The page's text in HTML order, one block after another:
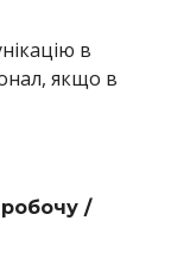
в
якщо в
/